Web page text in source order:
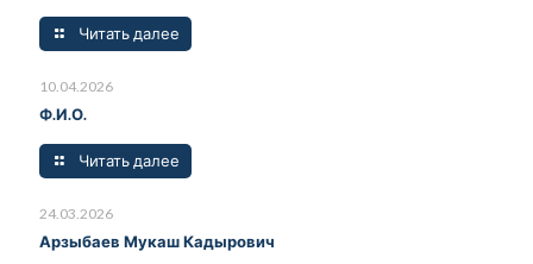
Читать далее
10.04.2026
Ф.И.О.
Читать далее
24.03.2026
Арзыбаев Мукаш Кадырович